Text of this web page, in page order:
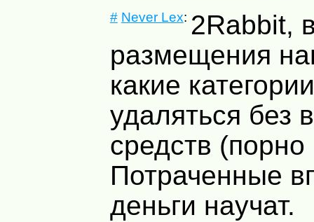
# Never Lex: 2Rabbit,
размещения
какие
удаляться без
средств (порно
Потраченные
деньги научат.